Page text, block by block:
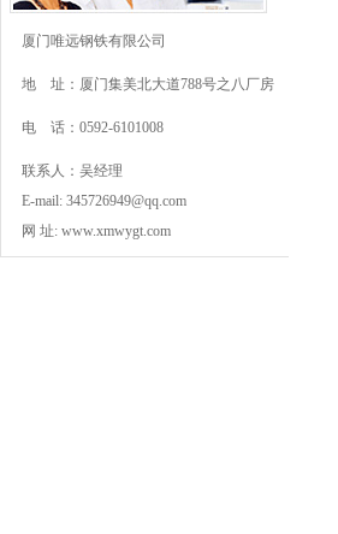
厦门唯远钢铁有限公司
地 址：厦门集美北大道788号之八厂房
电 话：0592-6101008
联系人：吴经理
E-mail: 345726949@qq.com
网 址: www.xmwygt.com